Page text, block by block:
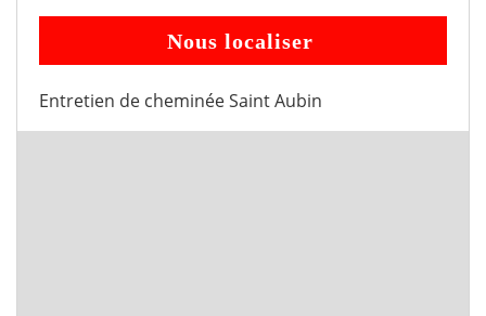
Nous localiser
Entretien de cheminée Saint Aubin